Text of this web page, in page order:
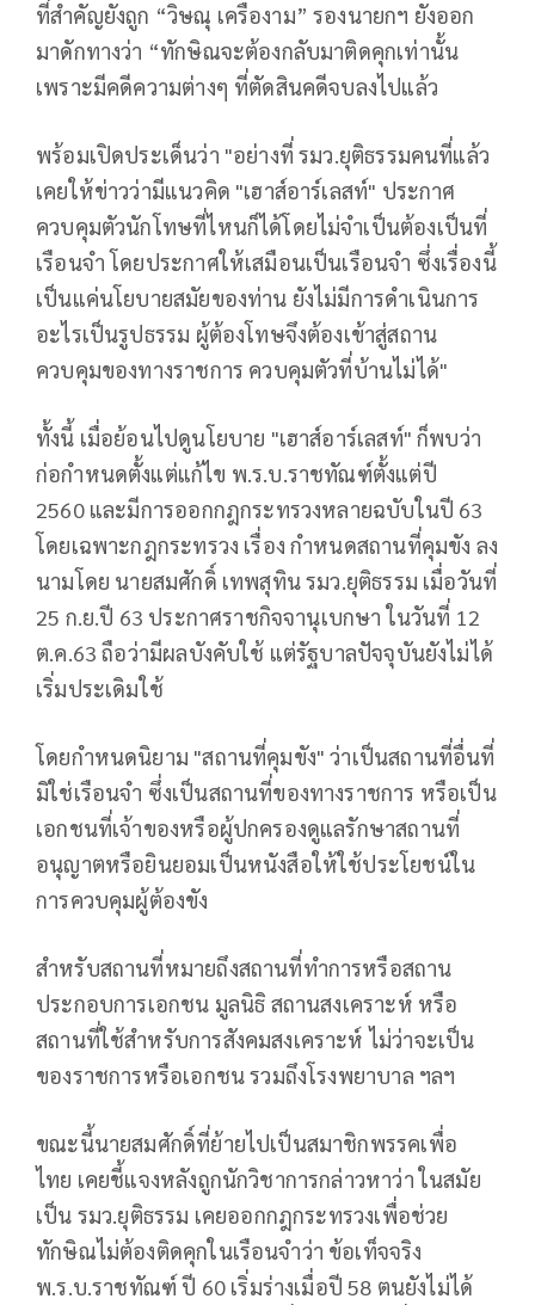
ที่สำคัญยังถูก “วิษณุ เครืองาม” รองนายกฯ ยังออก
มาดักทางว่า “ทักษิณจะต้องกลับมาติดคุกเท่านั้น
เพราะมีคดีความต่างๆ ที่ตัดสินคดีจบลงไปแล้ว
พร้อมเปิดประเด็นว่า "อย่างที่ รมว.ยุติธรรมคนที่แล้ว
เคยให้ข่าวว่ามีแนวคิด "เฮาส์อาร์เลสท์" ประกาศ
ควบคุมตัวนักโทษที่ไหนก็ได้โดยไม่จำเป็นต้องเป็นที่
เรือนจำ โดยประกาศให้เสมือนเป็นเรือนจำ ซึ่งเรื่องนี้
เป็นแค่นโยบายสมัยของท่าน ยังไม่มีการดำเนินการ
อะไรเป็นรูปธรรม ผู้ต้องโทษจึงต้องเข้าสู่สถาน
ควบคุมของทางราชการ ควบคุมตัวที่บ้านไม่ได้"
ทั้งนี้ เมื่อย้อนไปดูนโยบาย "เฮาส์อาร์เลสท์" ก็พบว่า
ก่อกำหนดตั้งแต่แก้ไข พ.ร.บ.ราชทัณฑ์ตั้งแต่ปี
2560 และมีการออกกฎกระทรวงหลายฉบับในปี 63
โดยเฉพาะกฎกระทรวง เรื่อง กำหนดสถานที่คุมขัง ลง
นามโดย นายสมศักดิ์ เทพสุทิน รมว.ยุติธรรม เมื่อวันที่
25 ก.ย.ปี 63 ประกาศราชกิจจานุเบกษา ในวันที่ 12
ต.ค.63 ถือว่ามีผลบังคับใช้ แต่รัฐบาลปัจจุบันยังไม่ได้
เริ่มประเดิมใช้
โดยกำหนดนิยาม "สถานที่คุมขัง" ว่าเป็นสถานที่อื่นที่
มิใช่เรือนจำ ซึ่งเป็นสถานที่ของทางราชการ หรือเป็น
เอกชนที่เจ้าของหรือผู้ปกครองดูแลรักษาสถานที่
อนุญาตหรือยินยอมเป็นหนังสือให้ใช้ประโยชน์ใน
การควบคุมผู้ต้องขัง
สำหรับสถานที่หมายถึงสถานที่ทำการหรือสถาน
ประกอบการเอกชน มูลนิธิ สถานสงเคราะห์ หรือ
สถานที่ใช้สำหรับการสังคมสงเคราะห์ ไม่ว่าจะเป็น
ของราชการหรือเอกชน รวมถึงโรงพยาบาล ฯลฯ
ขณะนี้นายสมศักดิ์ที่ย้ายไปเป็นสมาชิกพรรคเพื่อ
ไทย เคยชี้แจงหลังถูกนักวิชาการกล่าวหาว่า ในสมัย
เป็น รมว.ยุติธรรม เคยออกกฎกระทรวงเพื่อช่วย
ทักษิณไม่ต้องติดคุกในเรือนจำว่า ข้อเท็จจริง
พ.ร.บ.ราชทัณฑ์ ปี 60 เริ่มร่างเมื่อปี 58 ตนยังไม่ได้